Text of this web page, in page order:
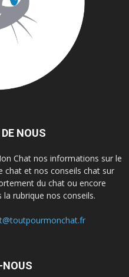
NOUS
Chat nos informations sur le
chat et nos conseils chat sur
du chat ou encore
rubrique nos conseils.